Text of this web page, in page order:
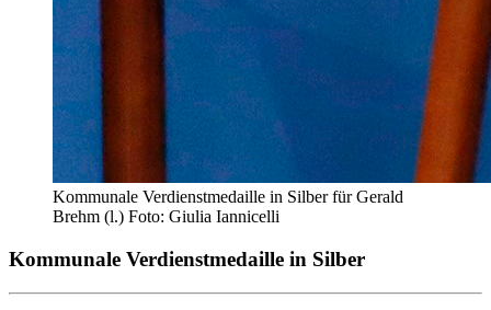
Kommunale Verdienstmedaille in Silber für Gerald
Brehm (l.) Foto: Giulia Iannicelli
Kommunale Verdienstmedaille in Silber